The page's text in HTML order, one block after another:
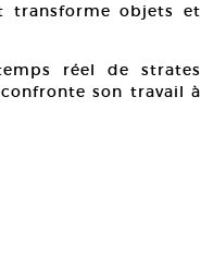
transforme objets et
réel de strates
son travail à